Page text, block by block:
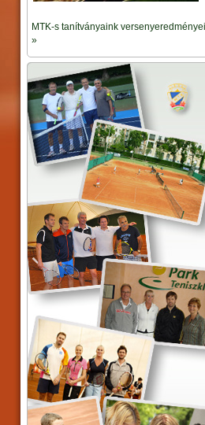
MTK-s tanítványaink versenyeredményei
»